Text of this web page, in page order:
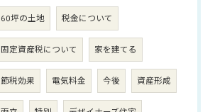
60坪の土地 税金について
固定資産税について 家を建てる
節税効果 電気料金 今後 資産形成